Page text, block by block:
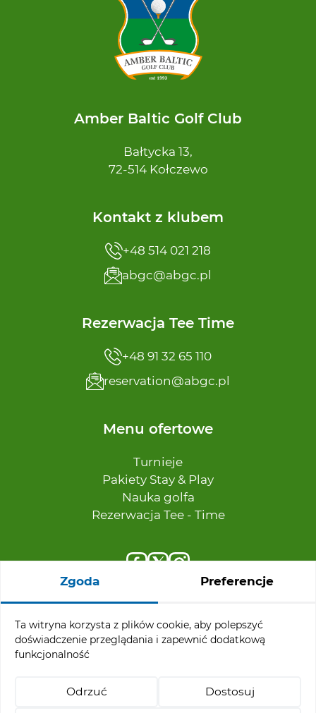
Amber Baltic Golf Club
Bałtycka 13,
72-514 Kołczewo
Kontakt z klubem
+48 514 021 218
abgc@abgc.pl
Rezerwacja Tee Time
+48 91 32 65 110
reservation@abgc.pl
Menu ofertowe
Turnieje
Pakiety Stay & Play
Nauka golfa
Rezerwacja Tee - Time
Polityka cookies
Amber Baltic Golf Club © 2026
Zgoda Preferencje
Ta witryna korzysta z plików cookie, aby polepszyć
doświadczenie przeglądania i zapewnić dodatkową
funkcjonalność
Odrzuć Dostosuj